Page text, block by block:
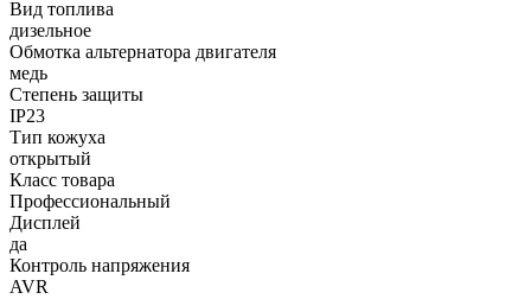
Вид топлива
дизельное
Обмотка альтернатора двигателя
медь
Степень защиты
IP23
Тип кожуха
открытый
Класс товара
Профессиональный
Дисплей
да
Контроль напряжения
AVR